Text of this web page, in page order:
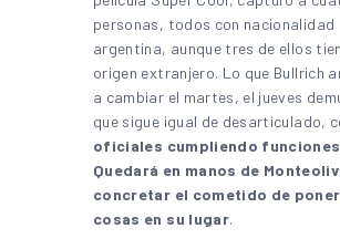
personas, todos con nacionalidad
argentina, aunque tres de ellos
origen extranjero. Lo que Bullrich
a cambiar el martes, el jueves
que sigue igual de desarticulado,
oficiales cumpliendo
Quedará en manos de
concretar el cometido de
cosas en su lugar.